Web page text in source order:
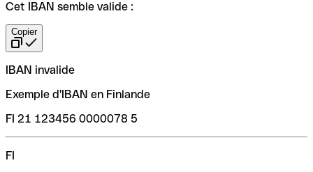
Cet IBAN semble valide :
Copier
IBAN invalide
Exemple d'IBAN en Finlande
FI 21 123456 0000078 5
FI